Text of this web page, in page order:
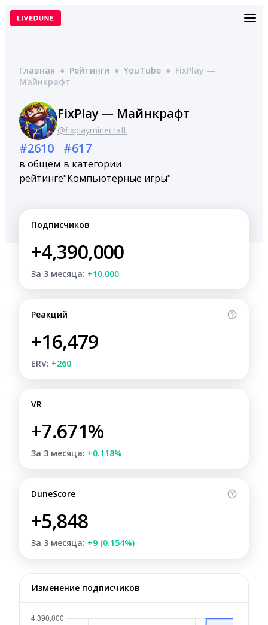
Перейти
Главная ● Рейтинги ● YouTube ● FixPlay —
Майнкрафт
FixPlay — Майнкрафт
@fixplayminecraft
#2610
в общем
рейтинге
#617
в категории
"Компьютерные игры"
Подписчиков
+4,390,000
За 3 месяца: +10,000
Реакций
+16,479
ERV: +260
VR
+7.671%
За 3 месяца: +0.118%
DuneScore
+5,848
За 3 месяца: +9 (0.154%)
Изменение подписчиков